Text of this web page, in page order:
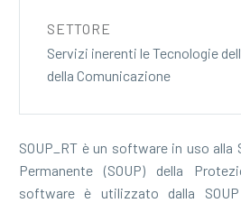
SETTORE
Servizi inerenti le Tecnologie
della Comunicazione
SOUP_RT è un software in uso alla
Permanente (SOUP) della
software è utilizzato dalla